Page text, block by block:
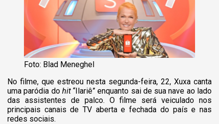
Foto: Blad Meneghel
No filme, que estreou nesta segunda-feira, 22, Xuxa canta
uma paródia do hit“Ilariê” enquanto sai de sua nave ao lado
das assistentes de palco. O filme será veiculado nos
principais canais de TV aberta e fechada do país e nas
redes sociais.